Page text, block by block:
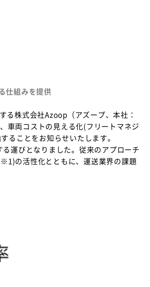
仕組みを提供
株式会社Azoop（アズープ、本社：
車両コストの見える化(フリートマネジ
ることをお知らせいたします。
運びとなりました。従来のアプローチ
の活性化とともに、運送業界の課題